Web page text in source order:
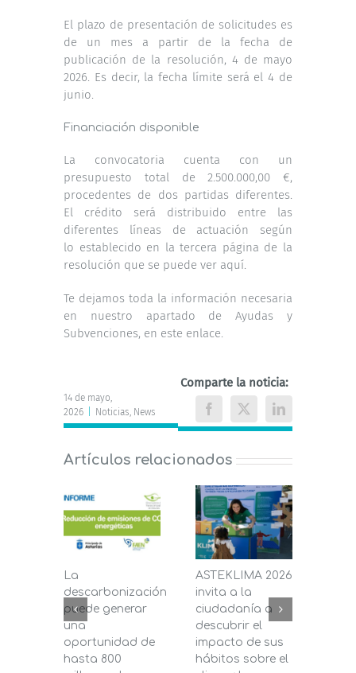
El plazo de presentación de solicitudes es
de un mes a partir de la fecha de
publicación de la resolución, 4 de mayo
2026. Es decir, la fecha límite será el 4 de
junio.
Financiación disponible
La convocatoria cuenta con un
presupuesto total de 2.500.000,00 €,
procedentes de dos partidas diferentes.
El crédito será distribuido entre las
diferentes líneas de actuación según
lo establecido en la tercera página de la
resolución que se puede ver aquí.
Te dejamos toda la información necesaria
en nuestro apartado de Ayudas y
Subvenciones, en este enlace.
14 de mayo,
2026
Noticias, News
Comparte la noticia:
Facebook
X LinkedIn
Artículos relacionados
La
descarbonización
puede generar
una
oportunidad de
hasta 800
ASTEKLIMA 2026
invita a la
ciudadanía a
descubrir el
impacto de sus
hábitos sobre el